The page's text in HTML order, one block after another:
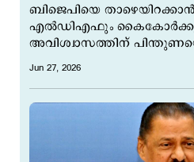
ബിജെപിയെ
എൽഡിഎഫും
അവിശ്വാസത്തിന്
Jun 27, 2026